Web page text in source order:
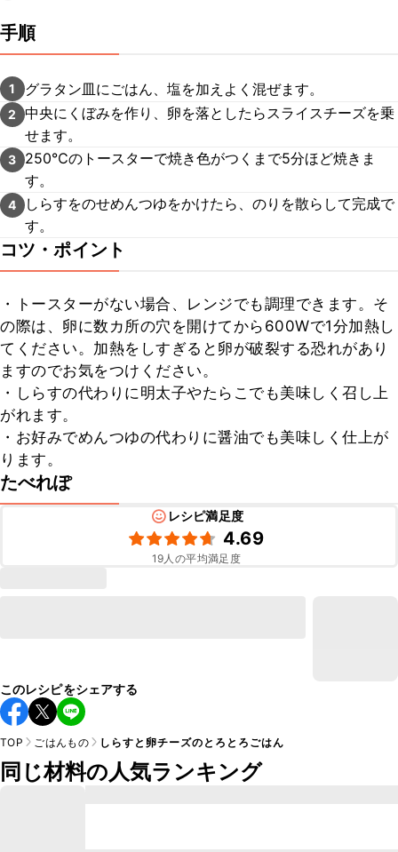
手順
1 グラタン皿にごはん、塩を加えよく混ぜます。
2
中央にくぼみを作り、卵を落としたらスライスチーズを乗
せます。
3
250℃のトースターで焼き色がつくまで5分ほど焼きま
す。
4
しらすをのせめんつゆをかけたら、のりを散らして完成で
す。
コツ・ポイント
・トースターがない場合、レンジでも調理できます。そ
の際は、卵に数カ所の穴を開けてから600Wで1分加熱し
てください。加熱をしすぎると卵が破裂する恐れがあり
ますのでお気をつけください。
・しらすの代わりに明太子やたらこでも美味しく召し上
がれます。
・お好みでめんつゆの代わりに醤油でも美味しく仕上が
ります。
たべれぽ
レシピ満足度
4.69
19人の平均満足度
このレシピをシェアする
TOP ごはんもの しらすと卵チーズのとろとろごはん
同じ材料の人気ランキング